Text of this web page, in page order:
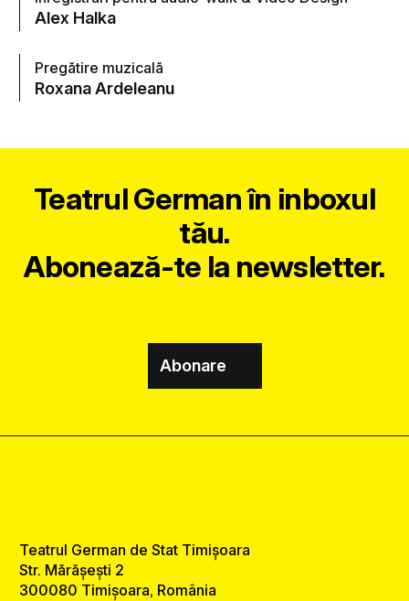
Alex Halka
Pregătire muzicală
Roxana Ardeleanu
Teatrul German în inboxul
tău.
Abonează-te la newsletter.
Abonare
Teatrul German de Stat Timișoara
Str. Mărășești 2
300080 Timișoara, România